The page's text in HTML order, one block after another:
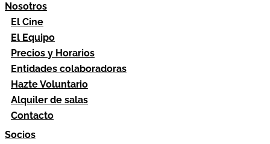
Nosotros
El Cine
El Equipo
Precios y Horarios
Entidades colaboradoras
Hazte Voluntario
Alquiler de salas
Contacto
Socios